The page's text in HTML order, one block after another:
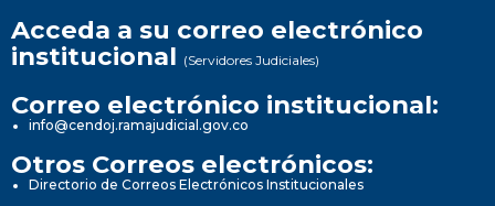
Acceda a su correo electrónico
institucional (Servidores Judiciales)
Correo electrónico institucional:
info@cendoj.ramajudicial.gov.co
Otros Correos electrónicos:
Directorio de Correos Electrónicos Institucionales